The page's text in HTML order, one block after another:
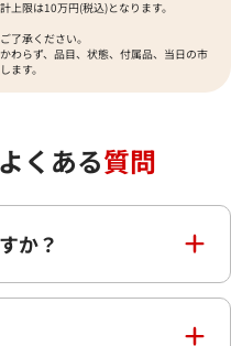
限は10万円(税込)となります。
了承ください。
わらず、品目、状態、付属品、当日の市
ます。
くある質問
か？